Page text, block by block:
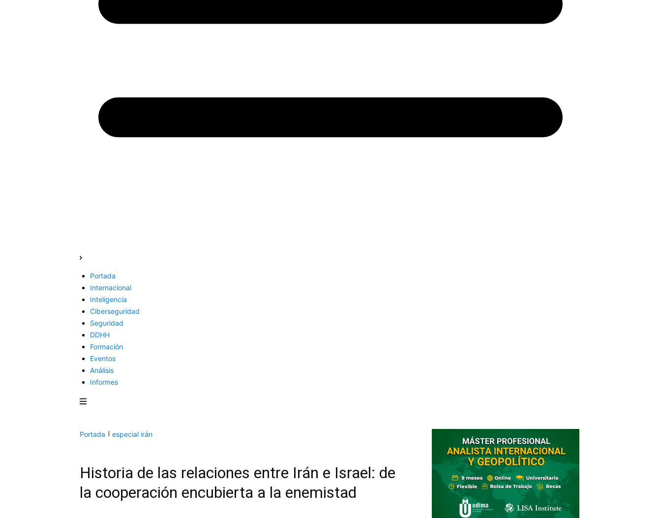
Portada
Internacional
Inteligencia
Ciberseguridad
Seguridad
DDHH
Formación
Eventos
Análisis
Informes
Portada especial irán
Historia de las relaciones entre Irán e Israel: de
la cooperación encubierta a la enemistad